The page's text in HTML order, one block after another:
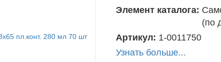
Элемент каталога:
(по
Артикул: 1-0011750
Узнать больше...